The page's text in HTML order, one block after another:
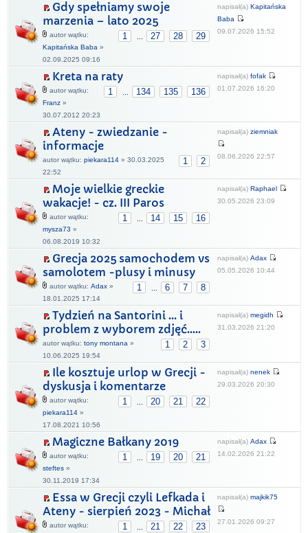
Gdy spełniamy swoje
marzenia – lato 2025
1 27 28 29
autor wątku:
Kapitańska Baba »
02.09.2025 09:16
napisał(a) Kapitańska
Baba
09.07.2026 15:52
Kreta na raty
1 134 135 136
autor wątku:
Franz »
30.07.2012 20:23
napisał(a) fofak
01.07.2026 16:20
Ateny - zwiedzanie -
informacje
1 2
autor wątku: piekara114 » 30.03.2025
22:52
napisał(a) ziemniak
08.06.2026 22:57
Moje wielkie greckie
wakacje! - cz. III Paros
1 14 15 16
autor wątku:
mysza73 »
06.08.2019 10:32
napisał(a) Raphael
30.05.2026 23:09
Grecja 2025 samochodem vs
samolotem -plusy i minusy
1 6 7 8
autor wątku: Adax »
18.01.2025 17:14
napisał(a) Adax
05.05.2026 10:44
Tydzień na Santorini ... i
problem z wyborem zdjęć.....
1 2 3
autor wątku: tony montana »
10.06.2025 19:54
napisał(a) megidh
31.03.2026 21:20
Ile kosztuje urlop w Grecji -
dyskusja i komentarze
1 20 21 22
autor wątku:
piekara114 »
17.08.2021 10:56
napisał(a) nenek
29.03.2026 20:30
Magiczne Bałkany 2019
1 19 20 21
autor wątku:
steftes »
30.11.2019 17:34
napisał(a) Adax
14.02.2026 21:22
Essa w Grecji czyli Lefkada i
Ateny - sierpień 2023 - Michał
1 21 22 23
autor wątku:
napisał(a) majkik75
27.01.2026 09:27